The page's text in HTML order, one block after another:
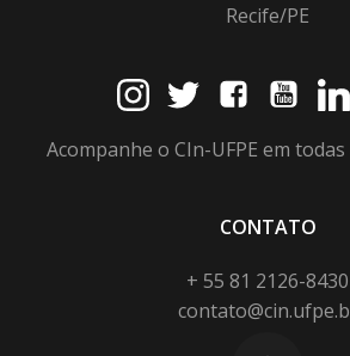
Recife/PE
Acompanhe o CIn-UFPE em
CONTATO
+ 55 81 2126-8430